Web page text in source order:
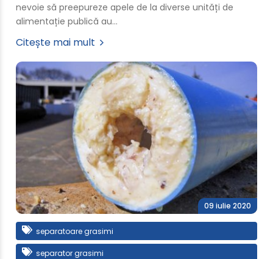
nevoie să preepureze apele de la diverse unități de
alimentație publică au…
Citește mai mult
09 iulie 2020
separatoare grasimi
separator grasimi